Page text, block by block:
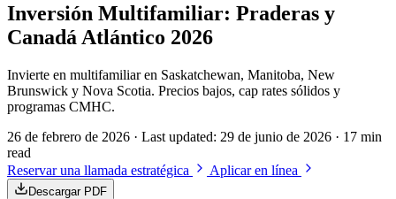
Inversión Multifamiliar: Praderas y
Canadá Atlántico 2026
Invierte en multifamiliar en Saskatchewan, Manitoba, New
Brunswick y Nova Scotia. Precios bajos, cap rates sólidos y
programas CMHC.
26 de febrero de 2026 · Last updated: 29 de junio de 2026 · 17 min
read
Reservar una llamada estratégica
Aplicar en línea
Descargar PDF